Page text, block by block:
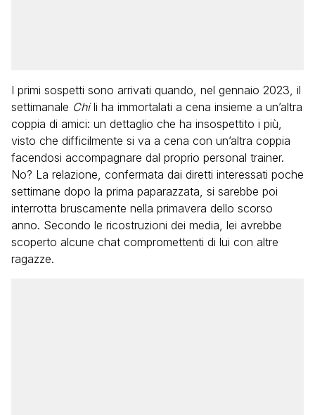
I primi sospetti sono arrivati quando, nel gennaio 2023, il
settimanale Chili ha immortalati a cena insieme a un’altra
coppia di amici: un dettaglio che ha insospettito i più,
visto che difficilmente si va a cena con un’altra coppia
facendosi accompagnare dal proprio personal trainer.
No? La relazione, confermata dai diretti interessati poche
settimane dopo la prima paparazzata, si sarebbe poi
interrotta bruscamente nella primavera dello scorso
anno. Secondo le ricostruzioni dei media, lei avrebbe
scoperto alcune chat compromettenti di lui con altre
ragazze.